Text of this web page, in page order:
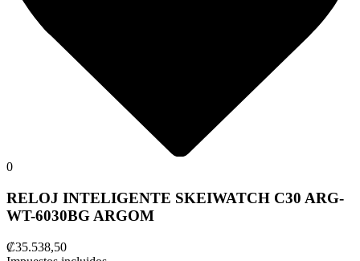
0
RELOJ INTELIGENTE SKEIWATCH C30 ARG-
WT-6030BG ARGOM
₡35.538,50